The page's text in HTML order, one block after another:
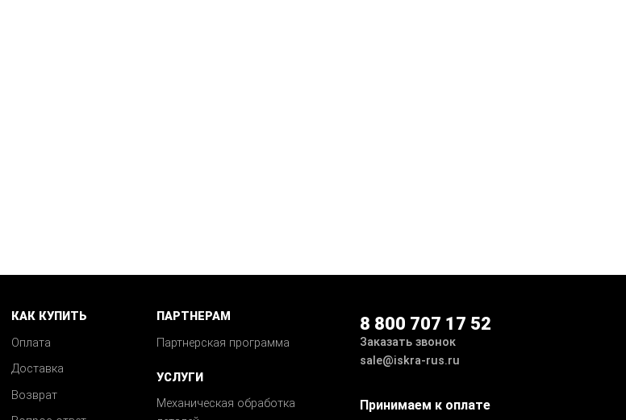
КАК КУПИТЬ
Оплата
Доставка
Возврат
ПАРТНЕРАМ
Партнерская программа
УСЛУГИ
Механическая обработка
8 800 707 17 52
Заказать звонок
sale@iskra-rus.ru
Принимаем к оплате